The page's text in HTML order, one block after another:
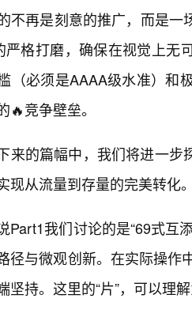
不再是刻意的推广，而是
严格打磨，确保在视觉上无
（必须是AAAA级水准）和
🔥竞争壁垒。
来的篇幅中，我们将进一步
现从流量到存量的完美转化
Part1我们讨论的是“69式互
径与微观创新。在实际操作
坚持。这里的“片”，可以理